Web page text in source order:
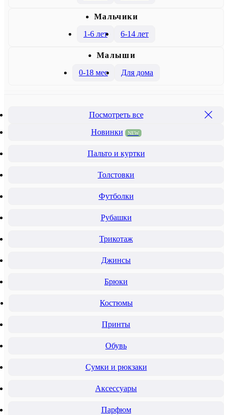
Mальчики
1-6 лет
6-14 лет
Малыши
0-18 мес
Для дома
Посмотреть все
Новинки
NEW
Пальто и куртки
Толстовки
Футболки
Рубашки
Трикотаж
Джинсы
Брюки
Костюмы
Принты
Обувь
Сумки и рюкзаки
Аксессуары
Парфюм